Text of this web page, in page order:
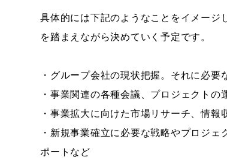
具体的には下記のようなことをイメージ
を踏まえながら決めていく予定です。
・グループ会社の現状把握。それに必要
・事業関連の各種会議、プロジェクトの
・事業拡大に向けた市場リサーチ、情報
・新規事業確立に必要な戦略やプロジ
ポートなど